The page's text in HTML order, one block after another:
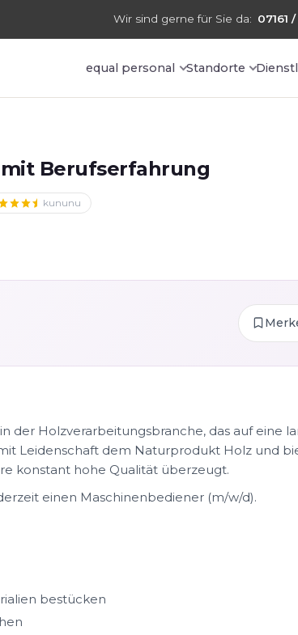
Wir sind gerne für Sie da: 07161
equal personal Standorte
Berufserfahrung
kununu
der Holzverarbeitungsbranche, das auf eine
Leidenschaft dem Naturprodukt Holz und
konstant hohe Qualität überzeugt.
einen Maschinenbediener (m/w/d).
bestücken